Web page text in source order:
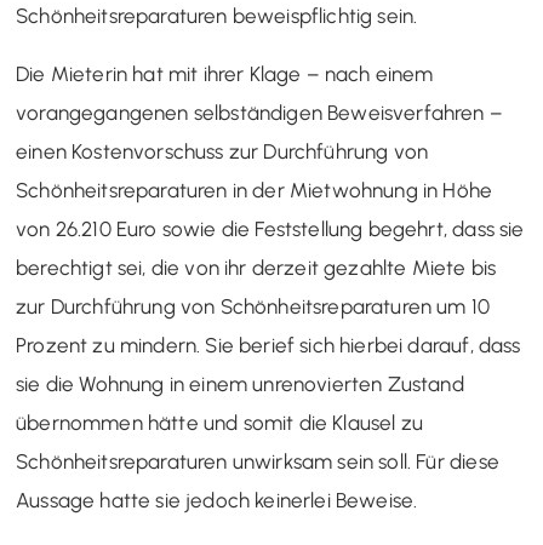
Schönheitsreparaturen beweispflichtig sein.
Die Mieterin hat mit ihrer Klage – nach einem
vorangegangenen selbständigen Beweisverfahren –
einen Kostenvorschuss zur Durchführung von
Schönheitsreparaturen in der Mietwohnung in Höhe
von 26.210 Euro sowie die Feststellung begehrt, dass sie
berechtigt sei, die von ihr derzeit gezahlte Miete bis
zur Durchführung von Schönheitsreparaturen um 10
Prozent zu mindern. Sie berief sich hierbei darauf, dass
sie die Wohnung in einem unrenovierten Zustand
übernommen hätte und somit die Klausel zu
Schönheitsreparaturen unwirksam sein soll. Für diese
Aussage hatte sie jedoch keinerlei Beweise.